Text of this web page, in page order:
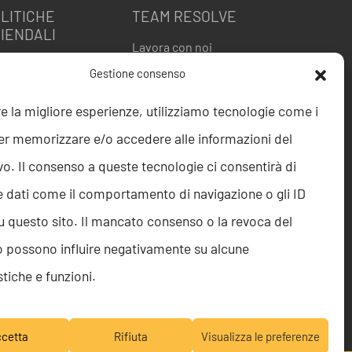
Gestione consenso
la migliore esperienze, utilizziamo tecnologie come i
memorizzare e/o accedere alle informazioni del
Il consenso a queste tecnologie ci consentirà di
dati come il comportamento di navigazione o gli ID
questo sito. Il mancato consenso o la revoca del
possono influire negativamente su alcune
e funzioni.
Rifiuta Visualizza le preferenze
etico
per la Parità di
per la sicurezza
TEAM RESOLVE
Lavora con noi